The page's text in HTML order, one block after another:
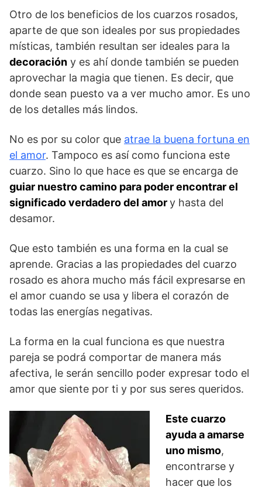
Otro de los beneficios de los cuarzos rosados,
aparte de que son ideales por sus propiedades
místicas, también resultan ser ideales para la
decoración y es ahí donde también se pueden
aprovechar la magia que tienen. Es decir, que
donde sean puesto va a ver mucho amor. Es uno
de los detalles más lindos.
No es por su color que atrae la buena fortuna en
el amor. Tampoco es así como funciona este
cuarzo. Sino lo que hace es que se encarga de
guiar nuestro camino para poder encontrar el
significado verdadero del amory hasta del
desamor.
Que esto también es una forma en la cual se
aprende. Gracias a las propiedades del cuarzo
rosado es ahora mucho más fácil expresarse en
el amor cuando se usa y libera el corazón de
todas las energías negativas.
La forma en la cual funciona es que nuestra
pareja se podrá comportar de manera más
afectiva, le serán sencillo poder expresar todo el
amor que siente por ti y por sus seres queridos.
Este cuarzo
ayuda a amarse
uno mismo,
encontrarse y
hacer que los